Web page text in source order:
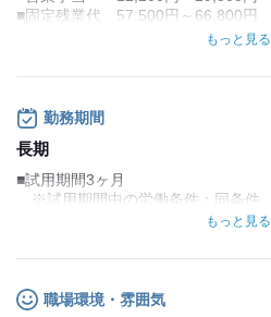
■固定残業代 57,500円～66,800円
※40時間を時間外労働は追加で支給
■昇給あり
■賞与あり（年2回）
（前年度実績 3.50ヶ月分）
もっと見る
勤務期間
長期
■試用期間3ヶ月
※試用期間中の労働条件：同条件
もっと見る
職場環境・雰囲気